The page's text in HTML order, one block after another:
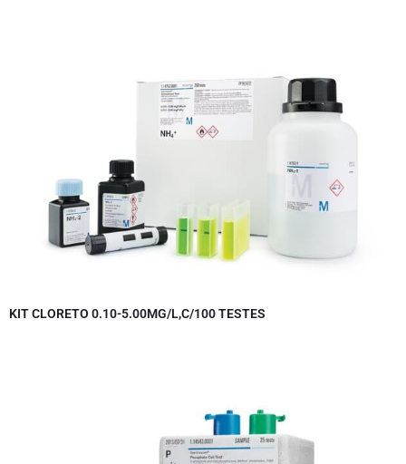
KIT CLORETO 0.10-5.00MG/L,C/100 TESTES